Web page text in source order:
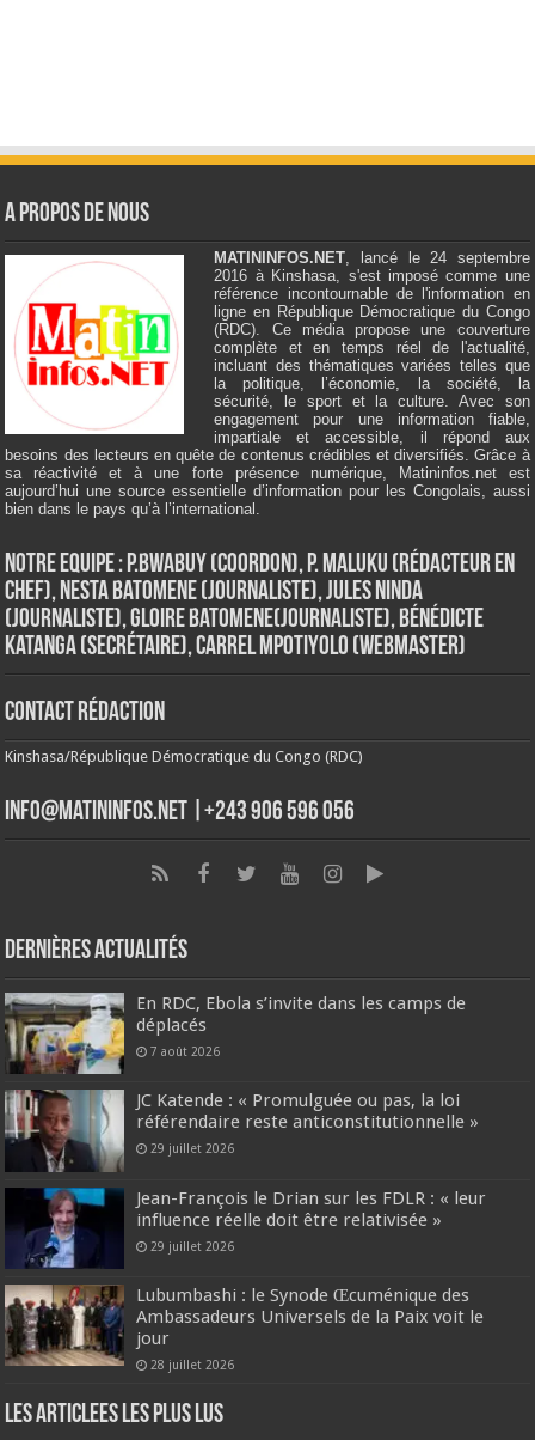
A Propos de Nous
MATININFOS.NET, lancé le 24 septembre
2016 à Kinshasa, s'est imposé comme une
référence incontournable de l'information en
ligne en République Démocratique du Congo
(RDC). Ce média propose une couverture
complète et en temps réel de l'actualité,
incluant des thématiques variées telles que
la politique, l’économie, la société, la
sécurité, le sport et la culture. Avec son
engagement pour une information fiable,
impartiale et accessible, il répond aux
besoins des lecteurs en quête de contenus crédibles et diversifiés. Grâce à
sa réactivité et à une forte présence numérique, Matininfos.net est
aujourd’hui une source essentielle d’information pour les Congolais, aussi
bien dans le pays qu’à l’international.
Notre Equipe : P.Bwabuy (Coordon), P. Maluku (Rédacteur en
Chef), Nesta Batomene (Journaliste), Jules Ninda
(Journaliste), Gloire Batomene(Journaliste), Bénédicte
Katanga (Secrétaire), Carrel Mpotiyolo (Webmaster)
Contact Rédaction
Kinshasa/République Démocratique du Congo (RDC)
info@matininfos.net |+243 906 596 056
Dernières Actualités
En RDC, Ebola s’invite dans les camps de
déplacés
7 août 2026
JC Katende : « Promulguée ou pas, la loi
référendaire reste anticonstitutionnelle »
29 juillet 2026
Jean-François le Drian sur les FDLR : « leur
influence réelle doit être relativisée »
29 juillet 2026
Lubumbashi : le Synode Œcuménique des
Ambassadeurs Universels de la Paix voit le
jour
28 juillet 2026
Les Articlees les plus Lus